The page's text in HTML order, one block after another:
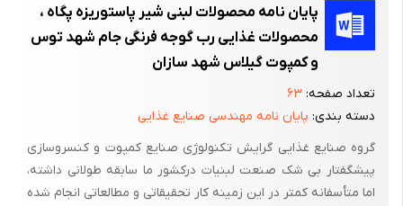
پایان نامه محصولات لبنی شیر پاستوریزه پگاه ،
محصولات غذایی رب گوجه فرنگی جام شهد توس
و کمپوت گیلاس شهد سازان
تعداد صفحه: ۶۳
دسته بندی: پایان نامه مهندسی صنایع غذایی
گروه صنایع غذایی گرایش تکنولوژی صنایع کمپوت و کنسروسازی
پیشگفتار بی شک صنعت لبنیات درکشور ما سابقه طولانی داشته،
اما متأسفانه کمتر در این زمینه کار تحقیقاتی و مطالعاتی انجام شده